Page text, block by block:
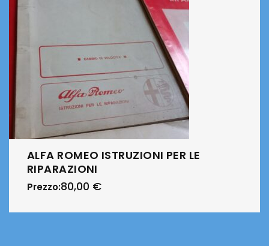
ALFA ROMEO ISTRUZIONI PER LE
RIPARAZIONI
Prezzo:80,00 €